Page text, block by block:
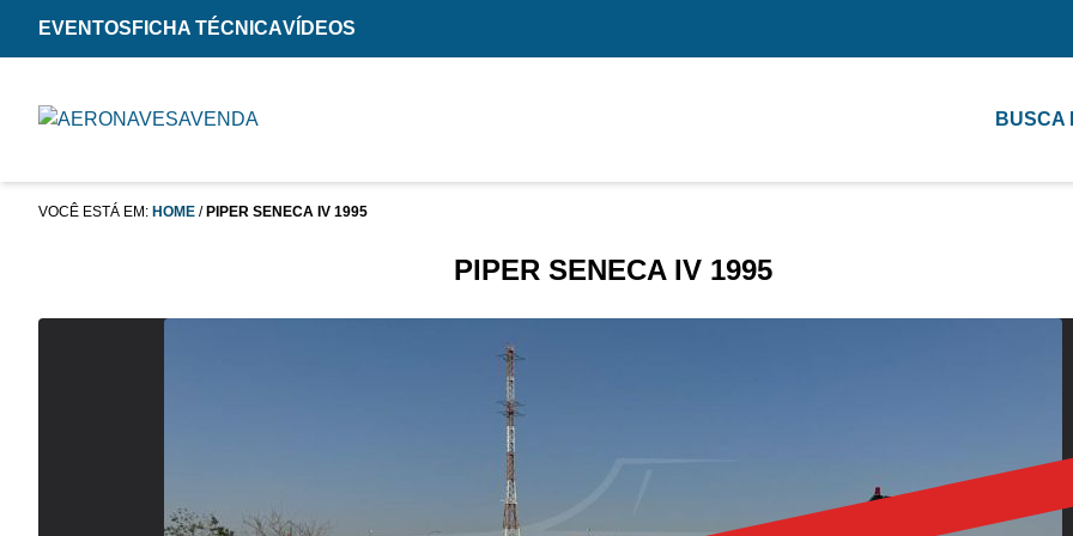
EVENTOS FICHA TÉCNICAVÍDEOS
BUSCA
VOCÊ ESTÁ EM: HOME / PIPER SENECA IV 1995
PIPER SENECA IV 1995